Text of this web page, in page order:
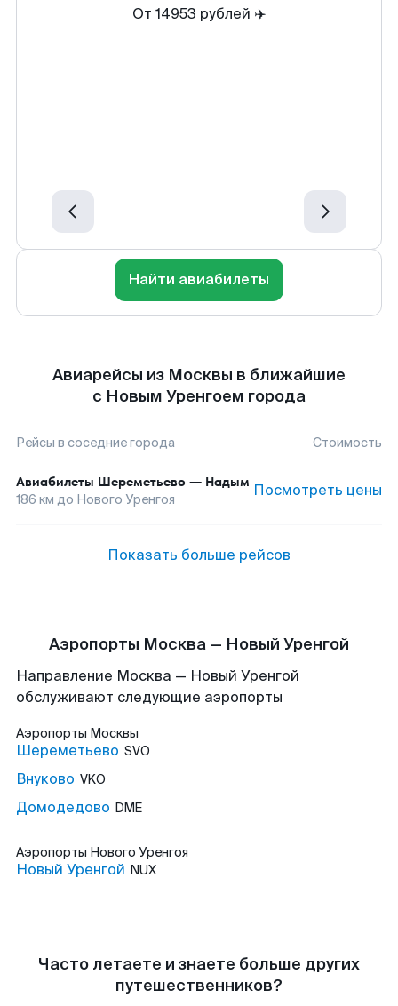
От 14953 рублей ✈️
Найти авиабилеты
Авиарейсы из Москвы в ближайшие
с Новым Уренгоем города
Рейсы в соседние города Стоимость
Авиабилеты Шереметьево — Надым
186 км до Нового Уренгоя Посмотреть цены
Показать больше рейсов
Аэропорты Москва — Новый Уренгой
Направление Москва — Новый Уренгой
обслуживают следующие аэропорты
Аэропорты Москвы
Шереметьево SVO
Внуково VKO
Домодедово DME
Аэропорты Нового Уренгоя
Новый Уренгой NUX
Часто летаете и знаете больше других
путешественников?